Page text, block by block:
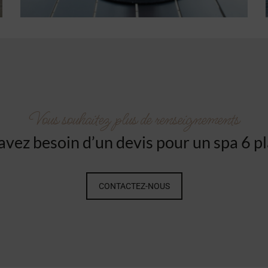
Vous souhaitez plus de renseignements
besoin d’un devis pour un spa 6
CONTACTEZ-NOUS